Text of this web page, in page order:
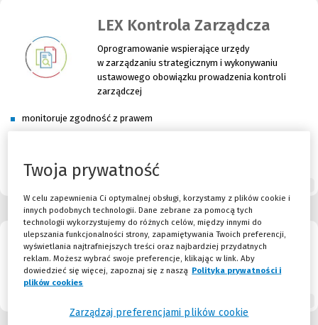
LEX Kontrola Zarządcza
Oprogramowanie wspierające urzędy
w zarządzaniu strategicznym i wykonywaniu
ustawowego obowiązku prowadzenia kontroli
zarządczej
monitoruje zgodność z prawem
LEX Compliance Banki
Twoja prywatność
W celu zapewnienia Ci optymalnej obsługi, korzystamy z plików cookie i
innych podobnych technologii. Dane zebrane za pomocą tych
technologii wykorzystujemy do różnych celów, między innymi do
ulepszania funkcjonalności strony, zapamiętywania Twoich preferencji,
wyświetlania najtrafniejszych treści oraz najbardziej przydatnych
reklam. Możesz wybrać swoje preferencje, klikając w link. Aby
dowiedzieć się więcej, zapoznaj się z naszą Polityka prywatności i
plików cookies
Zarządzaj preferencjami plików cookie